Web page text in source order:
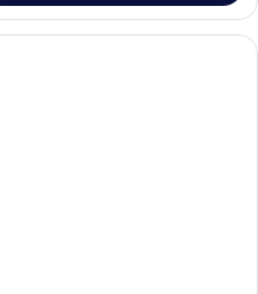
Una moderna camera d'albergo con